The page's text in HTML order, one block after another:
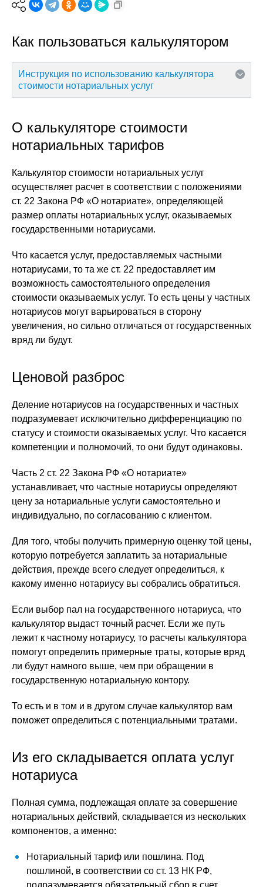
Как пользоваться калькулятором
Инструкция по использованию калькулятора
стоимости нотариальных услуг
О калькуляторе стоимости
нотариальных тарифов
Калькулятор стоимости нотариальных услуг
осуществляет расчет в соответствии с положениями
ст. 22 Закона РФ «О нотариате», определяющей
размер оплаты нотариальных услуг, оказываемых
государственными нотариусами.
Что касается услуг, предоставляемых частными
нотариусами, то та же ст. 22 предоставляет им
возможность самостоятельного определения
стоимости оказываемых услуг. То есть цены у частных
нотариусов могут варьироваться в сторону
увеличения, но сильно отличаться от государственных
вряд ли будут.
Ценовой разброс
Деление нотариусов на государственных и частных
подразумевает исключительно дифференциацию по
статусу и стоимости оказываемых услуг. Что касается
компетенции и полномочий, то они будут одинаковы.
Часть 2 ст. 22 Закона РФ «О нотариате»
устанавливает, что частные нотариусы определяют
цену за нотариальные услуги самостоятельно и
индивидуально, по согласованию с клиентом.
Для того, чтобы получить примерную оценку той цены,
которую потребуется заплатить за нотариальные
действия, прежде всего следует определиться, к
какому именно нотариусу вы собрались обратиться.
Если выбор пал на государственного нотариуса, что
калькулятор выдаст точный расчет. Если же путь
лежит к частному нотариусу, то расчеты калькулятора
помогут определить примерные траты, которые вряд
ли будут намного выше, чем при обращении в
государственную нотариальную контору.
То есть и в том и в другом случае калькулятор вам
поможет определиться с потенциальными тратами.
Из его складывается оплата услуг
нотариуса
Полная сумма, подлежащая оплате за совершение
нотариальных действий, складывается из нескольких
компонентов, а именно:
Нотариальный тариф или пошлина. Под
пошлиной, в соответствии со ст. 13 НК РФ,
подразумевается обязательный сбор в счет